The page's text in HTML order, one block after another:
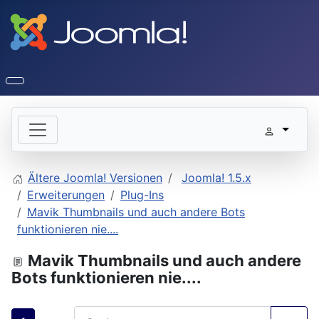
Ältere Joomla! Versionen
Joomla! 1.5.x
Erweiterungen
Plug-Ins
Mavik Thumbnails und auch andere Bots
funktionieren nie....
Mavik Thumbnails und auch andere
Bots funktionieren nie....